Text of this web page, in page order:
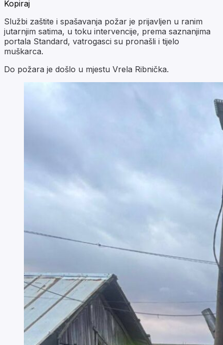
Kopiraj
Službi zaštite i spašavanja požar je prijavljen u ranim
jutarnjim satima, u toku intervencije, prema saznanjima
portala Standard, vatrogasci su pronašli i tijelo
muškarca.
Do požara je došlo u mjestu Vrela Ribnička.